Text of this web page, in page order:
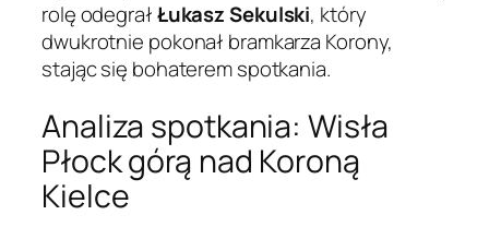
rolę odegrałŁukasz Sekulski, który
dwukrotnie pokonał bramkarza Korony,
stając się bohaterem spotkania.
Analiza spotkania: Wisła
Płock górą nad Koroną
Kielce